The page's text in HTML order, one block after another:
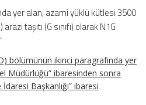
yer alan, azami yüklü kütlesi 3500
taşıtı (G sınıfı) olarak N1G
bölümünün ikinci paragrafında yer
Müdürlüğü” ibaresinden sonra
Başkanlığı” ibaresi